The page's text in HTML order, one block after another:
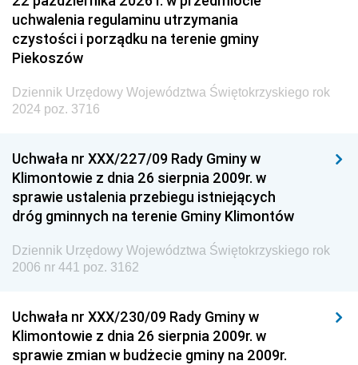
uchwalenia regulaminu utrzymania
czystości i porządku na terenie gminy
Piekoszów
Dziennik Urzędowy Województwa Świętokrzyskiego rok
2024 poz. 3716
Uchwała nr XXX/227/09 Rady Gminy w
Klimontowie z dnia 26 sierpnia 2009r. w
sprawie ustalenia przebiegu istniejących
dróg gminnych na terenie Gminy Klimontów
Dziennik Urzędowy Województwa Świętokrzyskiego rok
2006 nr 441 poz. 3162
Uchwała nr XXX/230/09 Rady Gminy w
Klimontowie z dnia 26 sierpnia 2009r. w
sprawie zmian w budżecie gminy na 2009r.